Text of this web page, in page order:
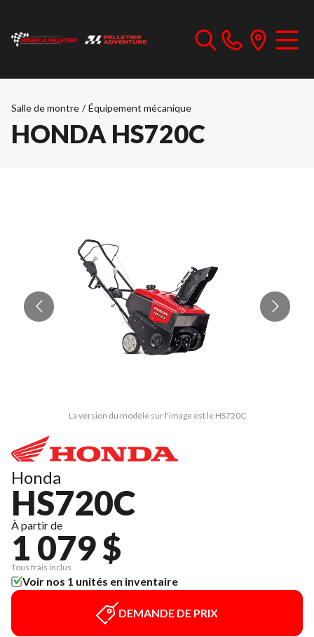
Salle de montre / Équipement mécanique
HONDA HS720C
La version du modèle sur l'image est le HS720C
Honda
HS720C
À partir de
1 079 $
Tous frais inclus
Voir nos 1 unités en inventaire
DEMANDE DE PRIX